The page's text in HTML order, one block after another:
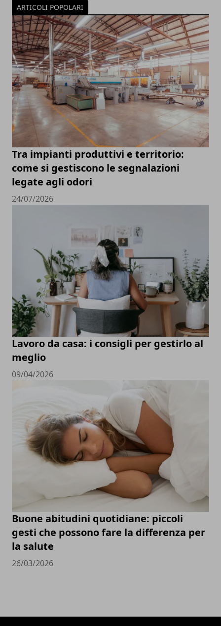
ARTICOLI POPOLARI
Tra impianti produttivi e territorio:
come si gestiscono le segnalazioni
legate agli odori
24/07/2026
Lavoro da casa: i consigli per gestirlo al
meglio
09/04/2026
Buone abitudini quotidiane: piccoli
gesti che possono fare la differenza per
la salute
26/03/2026